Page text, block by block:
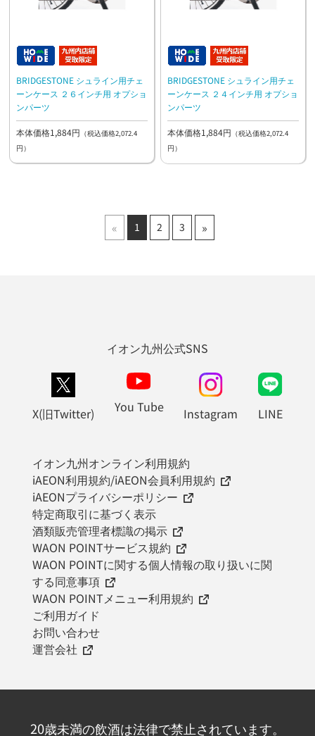
BRIDGESTONE シュライン用チェ
ーンケース ２６インチ用 オプショ
ンパーツ
本体価格1,884円 （税込価格2,072.4
円）
BRIDGESTONE シュライン用チェ
ーンケース ２４インチ用 オプショ
ンパーツ
本体価格1,884円 （税込価格2,072.4
円）
« 1 2 3 »
イオン九州公式SNS
X(旧Twitter) You Tube Instagram LINE
イオン九州オンライン利用規約
iAEON利用規約/iAEON会員利用規約
iAEONプライバシーポリシー
特定商取引に基づく表示
酒類販売管理者標識の掲示
WAON POINTサービス規約
WAON POINTに関する個人情報の取り扱いに関
する同意事項
WAON POINTメニュー利用規約
ご利用ガイド
お問い合わせ
運営会社
20歳未満の飲酒は法律で禁止されています。